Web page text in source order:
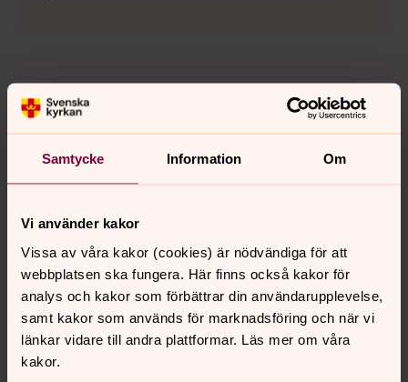
Samtycke Information Om
Vi använder kakor
Vissa av våra kakor (cookies) är nödvändiga för att
webbplatsen ska fungera. Här finns också kakor för
analys och kakor som förbättrar din användarupplevelse,
samt kakor som används för marknadsföring och när vi
länkar vidare till andra plattformar. Läs mer om våra
kakor.